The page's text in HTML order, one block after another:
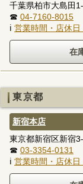
千葉県柏市大島田
☎ 04-7160-8015
ℹ 営業時間・店休
東京都
新宿本店
東京都新宿区新宿
☎ 03-3354-0131
ℹ 営業時間・店休